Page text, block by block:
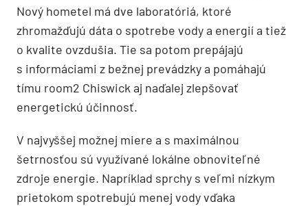
Nový hometel má dve laboratóriá, ktoré
zhromažďujú dáta o spotrebe vody a energií a tiež
o kvalite ovzdušia. Tie sa potom prepájajú
s informáciami z bežnej prevádzky a pomáhajú
tímu room2 Chiswick aj naďalej zlepšovať
energetickú účinnosť.
V najvyššej možnej miere a s maximálnou
šetrnosťou sú využívané lokálne obnoviteľné
zdroje energie. Napríklad sprchy s veľmi nízkym
prietokom spotrebujú menej vody vďaka